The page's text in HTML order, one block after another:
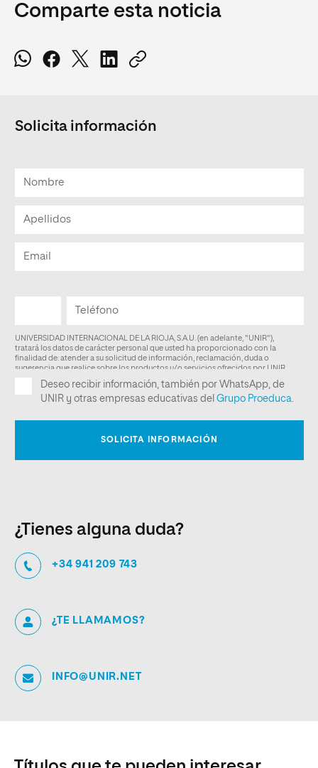
Comparte esta noticia
Solicita información
¿Tienes alguna duda?
+34 941 209 743
¿TE LLAMAMOS?
INFO@UNIR.NET